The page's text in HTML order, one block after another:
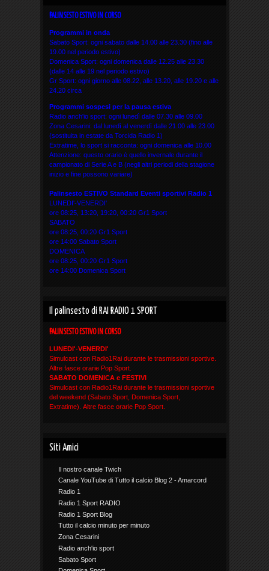
PALINSESTO ESTIVO IN CORSO
Programmi in onda
Sabato Sport: ogni sabato dalle 14.00 alle 23.30 (fino alle
19.00 nel periodo estivo)
Domenica Sport: ogni domenica dalle 12.25 alle 23.30
(dalle 14 alle 19 nel periodo estivo)
Gr Sport: ogni giorno alle 08.22, alle 13.20, alle 19.20 e alle
24.20 circa
Programmi sospesi per la pausa estiva
Radio anch'io sport: ogni lunedì dalle 07.30 alle 09.00
Zona Cesarini: dal lunedì al venerdì dalle 21.00 alle 23.00
(sostituita in estate da Torcida Radio 1)
Extratime, lo sport si racconta: ogni domenica alle 10.00
Attenzione: questo orario è quello invernale durante il
campionato di Serie A e B (negli altri periodi della stagione
inizio e fine possono variare)
Palinsesto ESTIVO Standard Eventi sportivi Radio 1
LUNEDI'-VENERDI'
ore 08:25, 13:20, 19:20, 00:20 Gr1 Sport
SABATO
ore 08:25, 00:20 Gr1 Sport
ore 14:00 Sabato Sport
DOMENICA
ore 08:25, 00:20 Gr1 Sport
ore 14:00 Domenica Sport
Il palinsesto di RAI RADIO 1 SPORT
PALINSESTO ESTIVO IN CORSO
LUNEDI'-VENERDI'
Simulcast con Radio1Rai durante le trasmissioni sportive.
Altre fasce orarie Pop Sport.
SABATO DOMENICA e FESTIVI
Simulcast con Radio1Rai durante le trasmissioni sportive
del weekend (Sabato Sport, Domenica Sport,
Extratime). Altre fasce orarie Pop Sport.
Siti Amici
Il nostro canale Twich
Canale YouTube di Tutto il calcio Blog 2 - Amarcord
Radio 1
Radio 1 Sport RADIO
Radio 1 Sport Blog
Tutto il calcio minuto per minuto
Zona Cesarini
Radio anch'io sport
Sabato Sport